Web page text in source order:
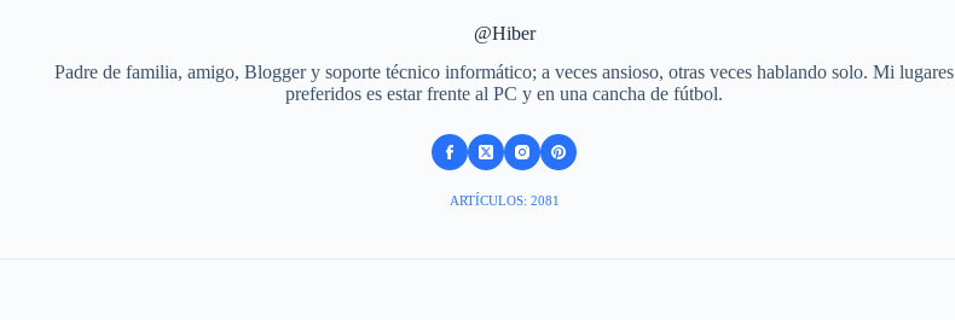
@Hiber
Padre de familia, amigo, Blogger y soporte técnico informático; a veces ansioso, otras veces hablando solo. Mi lugares
preferidos es estar frente al PC y en una cancha de fútbol.
ARTÍCULOS: 2081